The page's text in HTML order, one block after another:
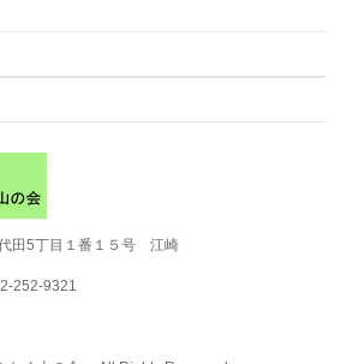
田5丁目１番１５号 江崎
252-9321